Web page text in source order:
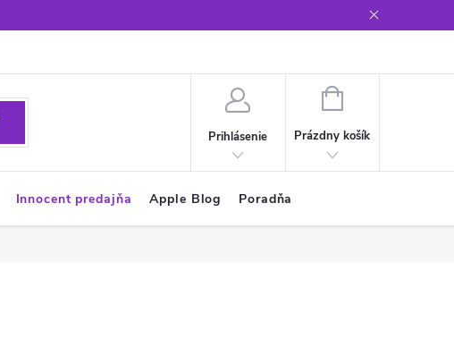
Prihlásenie
NÁKUPNÝ
Prázdny košík
Innocent predajňa Apple Blog Poradňa